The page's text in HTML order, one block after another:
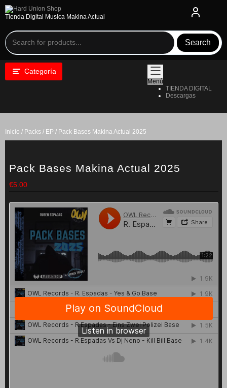
contenido
Tienda Digital Musica Makina Actual
Search
Categoría
Menú
TIENDA DIGITAL
Descargas
Inicio / Packs / EP / Pack Bases Makina Actual 2025
Pack Bases Makina Actual 2025
€5.00